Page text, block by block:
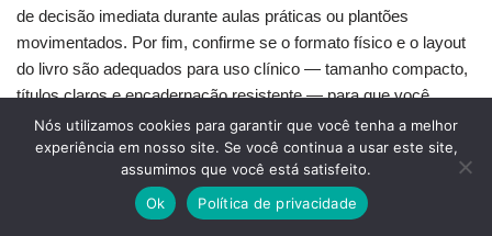
de decisão imediata durante aulas práticas ou plantões
movimentados. Por fim, confirme se o formato físico e o layout
do livro são adequados para uso clínico — tamanho compacto,
títulos claros e encadernação resistente — para que você
possa colocá-lo no bolso do jaleco e consultá-lo quando
precisar de respostas rápidas.
Clareza Visual
Nós utilizamos cookies para garantir que você tenha a melhor
experiência em nosso site. Se você continua a usar este site,
assumimos que você está satisfeito.
Ok
Política de privacidade